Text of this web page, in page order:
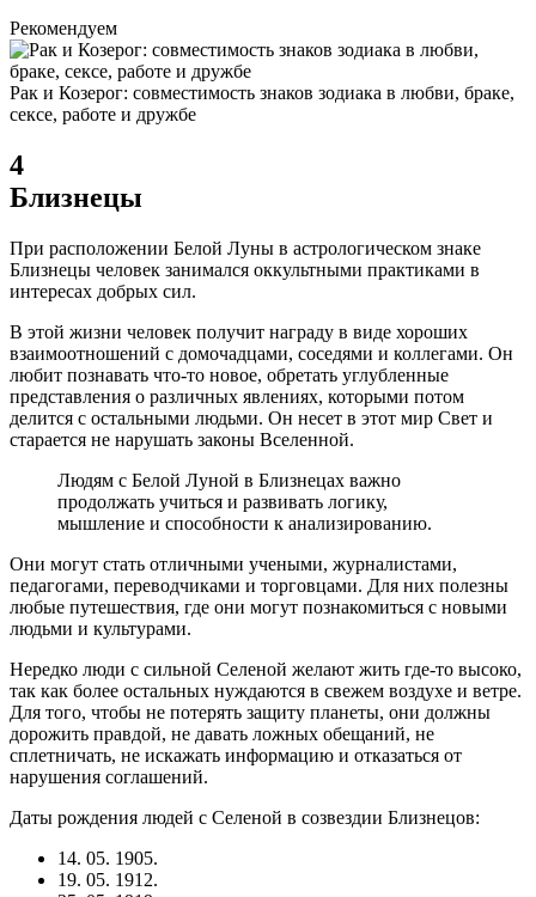
Рекомендуем
Рак и Козерог: совместимость знаков зодиака в любви, браке,
сексе, работе и дружбе
4
Близнецы
При расположении Белой Луны в астрологическом знаке
Близнецы человек занимался оккультными практиками в
интересах добрых сил.
В этой жизни человек получит награду в виде хороших
взаимоотношений с домочадцами, соседями и коллегами. Он
любит познавать что-то новое, обретать углубленные
представления о различных явлениях, которыми потом
делится с остальными людьми. Он несет в этот мир Свет и
старается не нарушать законы Вселенной.
Людям с Белой Луной в Близнецах важно
продолжать учиться и развивать логику,
мышление и способности к анализированию.
Они могут стать отличными учеными, журналистами,
педагогами, переводчиками и торговцами. Для них полезны
любые путешествия, где они могут познакомиться с новыми
людьми и культурами.
Нередко люди с сильной Селеной желают жить где-то высоко,
так как более остальных нуждаются в свежем воздухе и ветре.
Для того, чтобы не потерять защиту планеты, они должны
дорожить правдой, не давать ложных обещаний, не
сплетничать, не искажать информацию и отказаться от
нарушения соглашений.
Даты рождения людей с Селеной в созвездии Близнецов:
14. 05. 1905.
19. 05. 1912.